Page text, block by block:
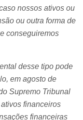
nossos ativos ou
ou outra forma de
conseguiremos
desse tipo pode
em agosto de
Supremo Tribunal
financeiros
financeiras